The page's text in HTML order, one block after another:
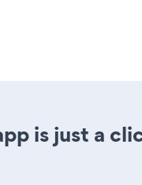
is just a